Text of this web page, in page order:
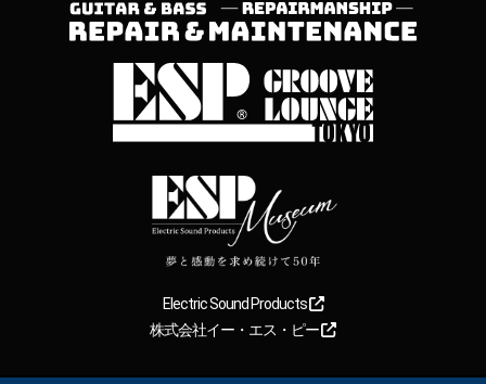
Electric Sound Products
株式会社イー・エス・ピー